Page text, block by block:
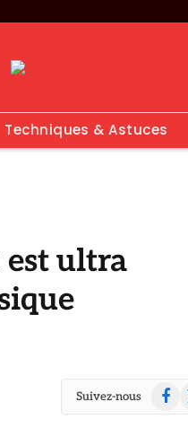
Techniques & Astuces
est ultra
Suivez-nous
X